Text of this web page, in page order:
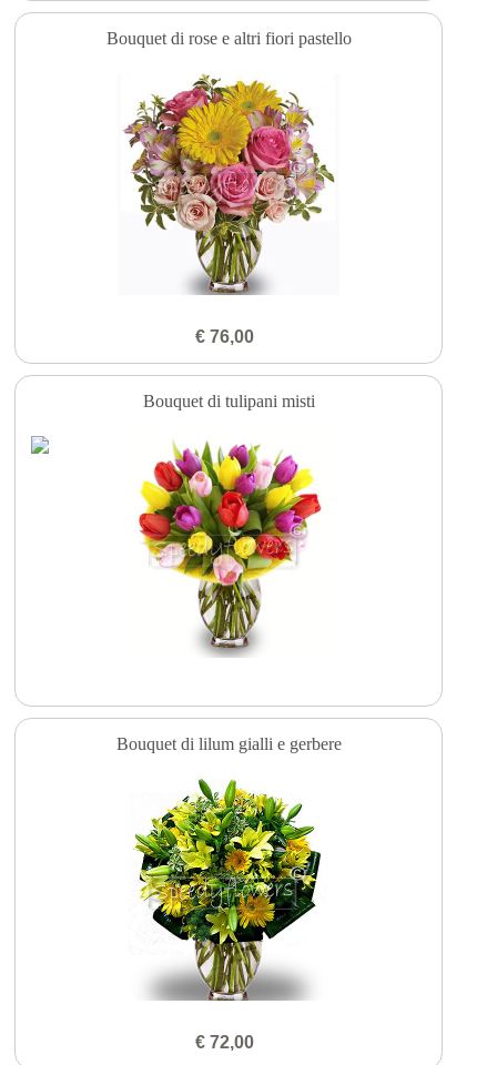
Bouquet di rose e altri fiori pastello
€ 76,00
Bouquet di tulipani misti
Bouquet di lilum gialli e gerbere
€ 72,00